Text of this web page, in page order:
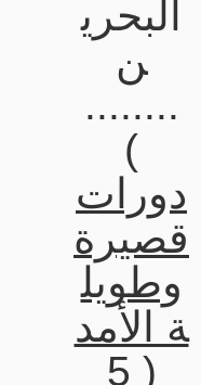
البحري
ن
........
)
دورات
قصيرة
وطويل
ة الأمد
( 5